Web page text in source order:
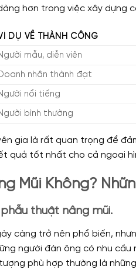
hơn trong việc xây dựng
DỤ VỀ THÀNH CÔNG
mẫu, diễn viên
nhân thành đạt
nổi tiếng
bình thường
gia là rất quan trọng để
quả tốt nhất cho cả ngoại
Mũi Không?
thuật nâng mũi.
càng trở nên phổ biến,
người đàn ông có nhu cầu
phù hợp thường là